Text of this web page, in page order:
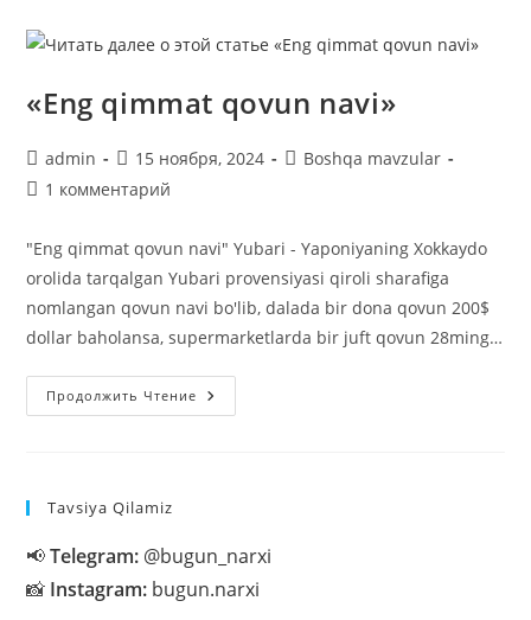
«Eng qimmat qovun navi»
Автор
записи:
admin
Запись
опубликована:
15 ноября, 2024
Рубрика
Boshqa mavzular
Комментарии
записи:
1 комментарий
"Eng qimmat qovun navi" Yubari - Yaponiyaning Xokkaydo
orolida tarqalgan Yubari provensiyasi qiroli sharafiga
nomlangan qovun navi bo'lib, dalada bir dona qovun 200$
dollar baholansa, supermarketlarda bir juft qovun 28ming…
Продолжить Чтение «Eng
Qimmat
Tavsiya Qilamiz
📢Telegram: @bugun_narxi
📸 Instagram: bugun.narxi